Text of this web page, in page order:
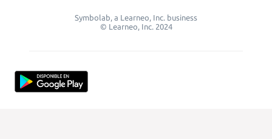
Symbolab, a Learneo, Inc. business
© Learneo, Inc. 2024